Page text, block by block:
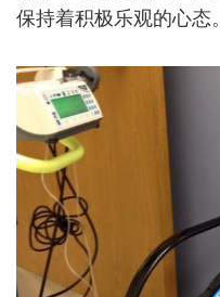
保持着积极乐观的心态。